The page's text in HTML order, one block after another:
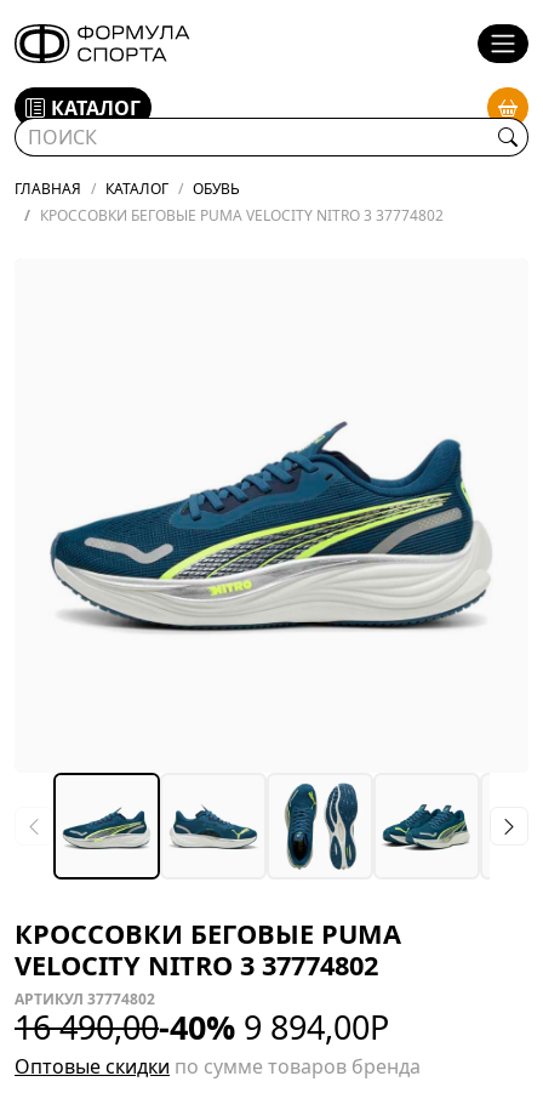
КАТАЛОГ
ГЛАВНАЯ КАТАЛОГ
ОБУВЬ
КРОССОВКИ БЕГОВЫЕ PUMA VELOCITY NITRO 3 37774802
КРОССОВКИ БЕГОВЫЕ PUMA
VELOCITY NITRO 3 37774802
АРТИКУЛ 37774802
16 490,00-40% 9 894,00Р
Оптовые скидки по сумме товаров бренда